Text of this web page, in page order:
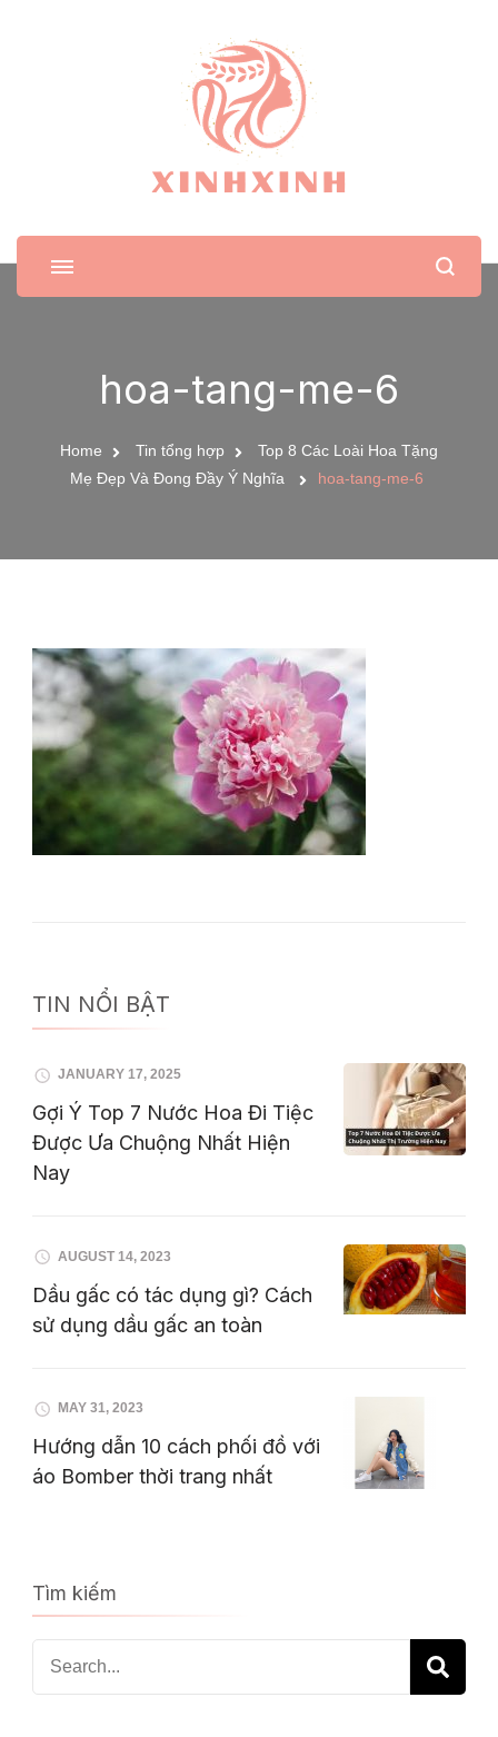
XinhXinh
Trang tin tức cho phái đẹp
hoa-tang-me-6
Home Tin tổng hợp
Top 8 Các Loài Hoa Tặng
Mẹ Đẹp Và Đong Đầy Ý Nghĩa
hoa-tang-me-6
TIN NỔI BẬT
JANUARY 17, 2025
Gợi Ý Top 7 Nước Hoa Đi Tiệc
Được Ưa Chuộng Nhất Hiện
Nay
AUGUST 14, 2023
Dầu gấc có tác dụng gì? Cách
sử dụng dầu gấc an toàn
MAY 31, 2023
Hướng dẫn 10 cách phối đồ với
áo Bomber thời trang nhất
Tìm kiếm
Search
for: